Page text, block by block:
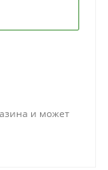
и может